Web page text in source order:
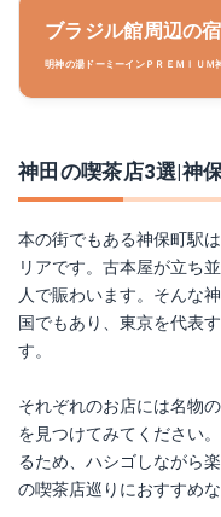
ブラジル館周辺の
明神の湯ドーミーインＰＲＥＭＩＵ
神田の喫茶店3選|神
本の街でもある神保町駅
リアです。古本屋が立ち
人で賑わいます。そんな
国でもあり、東京を代表
す。
それぞれのお店には名物
を見つけてみてください
るため、ハシゴしながら
の喫茶店巡りにおすすめな